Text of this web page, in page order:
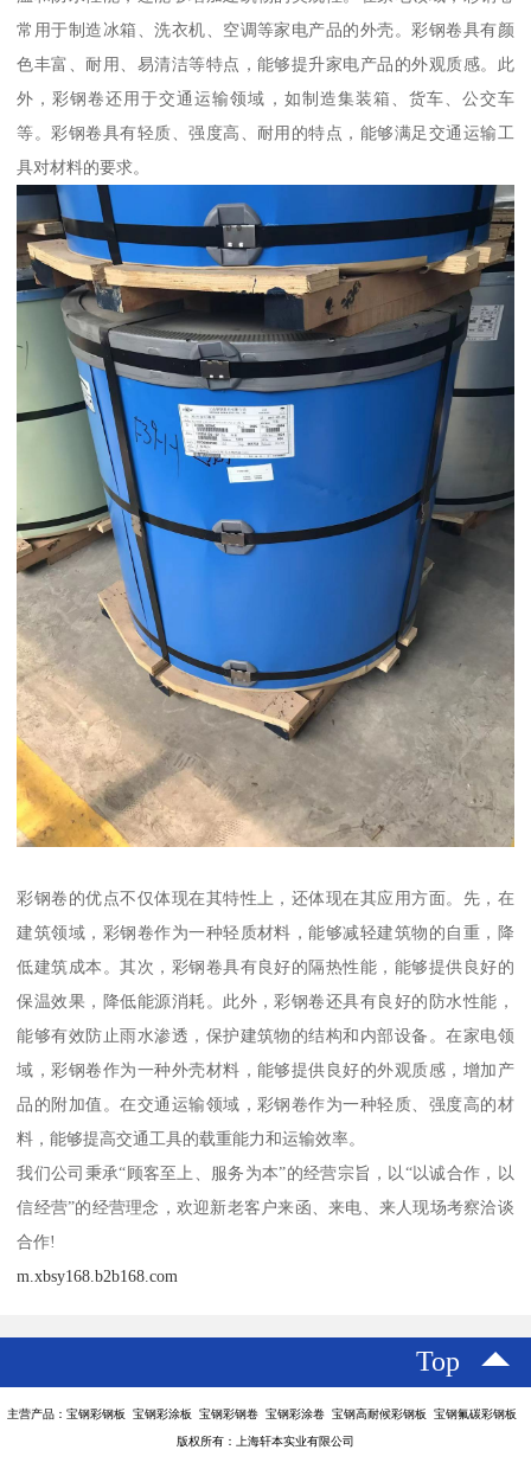
常用于制造冰箱、洗衣机、空调等家电产品的外壳。彩钢卷具有颜
色丰富、耐用、易清洁等特点，能够提升家电产品的外观质感。此
外，彩钢卷还用于交通运输领域，如制造集装箱、货车、公交车
等。彩钢卷具有轻质、强度高、耐用的特点，能够满足交通运输工
具对材料的要求。
彩钢卷的优点不仅体现在其特性上，还体现在其应用方面。先，在
建筑领域，彩钢卷作为一种轻质材料，能够减轻建筑物的自重，降
低建筑成本。其次，彩钢卷具有良好的隔热性能，能够提供良好的
保温效果，降低能源消耗。此外，彩钢卷还具有良好的防水性能，
能够有效防止雨水渗透，保护建筑物的结构和内部设备。在家电领
域，彩钢卷作为一种外壳材料，能够提供良好的外观质感，增加产
品的附加值。在交通运输领域，彩钢卷作为一种轻质、强度高的材
料，能够提高交通工具的载重能力和运输效率。
我们公司秉承“顾客至上、服务为本”的经营宗旨，以“以诚合作，以
信经营”的经营理念，欢迎新老客户来函、来电、来人现场考察洽谈
合作!
m.xbsy168.b2b168.com
Top
主营产品：宝钢彩钢板 宝钢彩涂板 宝钢彩钢卷 宝钢彩涂卷 宝钢高耐候彩钢板 宝钢氟碳彩钢板
版权所有：上海轩本实业有限公司